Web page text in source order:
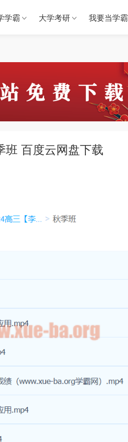
学霸 大学考研 我要当学霸
百度云网盘下载